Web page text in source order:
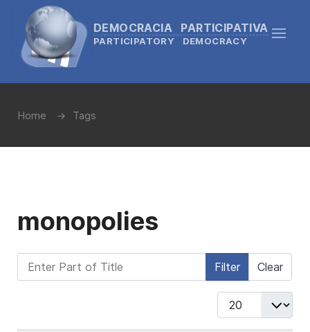
DEMOCRACIA PARTICIPATIVA
PARTICIPATORY DEMOCRACY
Home Tags
monopolies
Enter Part of Title Filter Clear
Display #